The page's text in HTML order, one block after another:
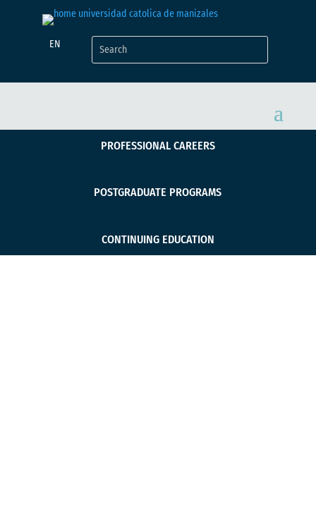
EN
PROFESSIONAL CAREERS
POSTGRADUATE PROGRAMS
CONTINUING EDUCATION